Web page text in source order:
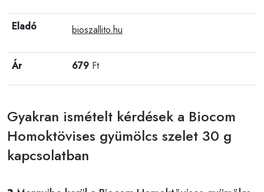
Eladó bioszallito.hu
Ár 679 Ft
Gyakran ismételt kérdések a Biocom
Homoktövises gyümölcs szelet 30 g
kapcsolatban